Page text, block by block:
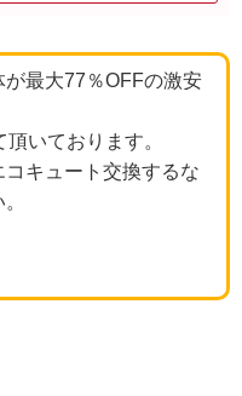
最大77％OFFの激安
いております。
キュート交換するな